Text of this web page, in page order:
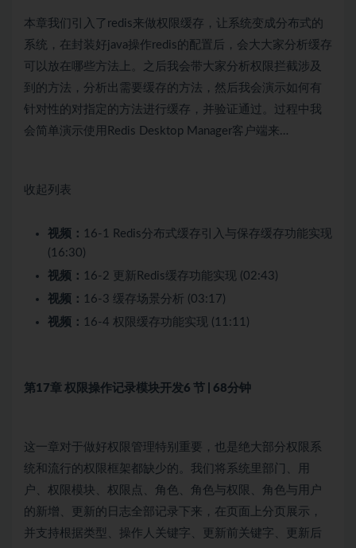
本章我们引入了redis来做权限缓存，让系统变成分布式的
系统，在封装好java操作redis的配置后，会大大家分析缓存
可以放在哪些方法上。之后我会带大家分析权限拦截涉及
到的方法，分析出需要缓存的方法，然后我会演示如何有
针对性的对指定的方法进行缓存，并验证通过。过程中我
会简单演示使用Redis Desktop Manager客户端来…
收起列表
视频： 16-1 Redis分布式缓存引入与保存缓存功能实现
(16:30)
视频： 16-2 更新Redis缓存功能实现 (02:43)
视频： 16-3 缓存场景分析 (03:17)
视频： 16-4 权限缓存功能实现 (11:11)
第17章 权限操作记录模块开发6 节 | 68分钟
这一章对于做好权限管理特别重要，也是绝大部分权限系
统和流行的权限框架都缺少的。我们将系统里部门、用
户、权限模块、权限点、角色、角色与权限、角色与用户
的新增、更新的日志全部记录下来，在页面上分页展示，
并支持根据类型、操作人关键字、更新前关键字、更新后